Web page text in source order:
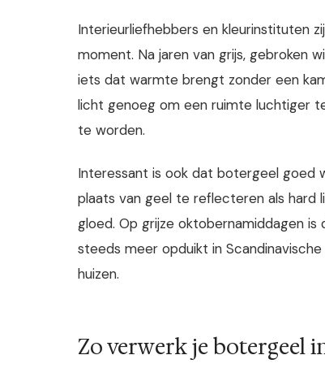
Interieurliefhebbers en kleurinstituten
moment. Na jaren van grijs, gebroken
iets dat warmte brengt zonder een
licht genoeg om een ruimte luchtiger
te worden.
Interessant is ook dat botergeel goed
plaats van geel te reflecteren als
gloed. Op grijze oktobernamiddagen
steeds meer opduikt in
huizen.
Zo verwerk je botergeel